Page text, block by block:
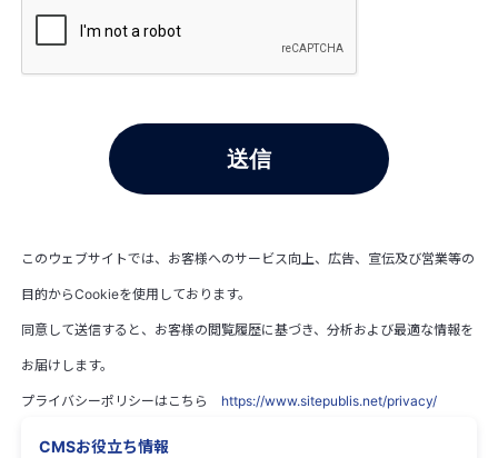
CMSお役立ち情報
送信
このウェブサイトでは、お客様へのサービス向上、広告、宣伝及び営業等の
目的からCookieを使用しております。
同意して送信すると、お客様の閲覧履歴に基づき、分析および最適な情報を
お届けします。
プライバシーポリシーはこちら https://www.sitepublis.net/privacy/